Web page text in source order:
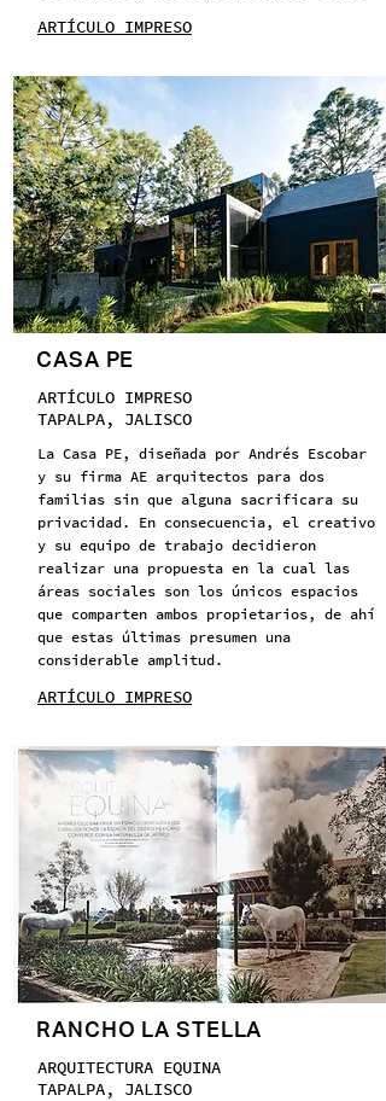
ARTÍCULO IMPRESO
CASA PE
ARTÍCULO IMPRESO
TAPALPA, JALISCO
La Casa PE, diseñada por Andrés Escobar
y su firma AE arquitectos para dos
familias sin que alguna sacrificara su
privacidad. En consecuencia, el creativo
y su equipo de trabajo decidieron
realizar una propuesta en la cual las
áreas sociales son los únicos espacios
que comparten ambos propietarios, de ahí
que estas últimas presumen una
considerable amplitud.
ARTÍCULO IMPRESO
RANCHO LA STELLA
ARQUITECTURA EQUINA
TAPALPA, JALISCO